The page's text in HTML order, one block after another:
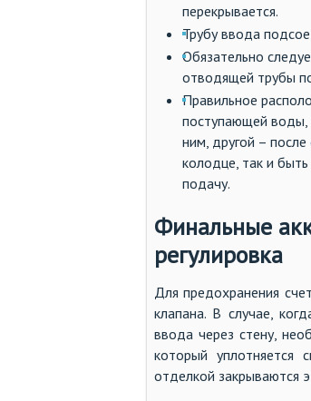
перекрывается.
Трубу ввода
Обязательно
отводящей трубы
Правильное
поступающей воды,
ним, другой –
колодце, так и
подачу.
Финальные
регулировка
Для предохранения
клапана. В случае,
ввода через стену,
который уплотняется
отделкой закрываются